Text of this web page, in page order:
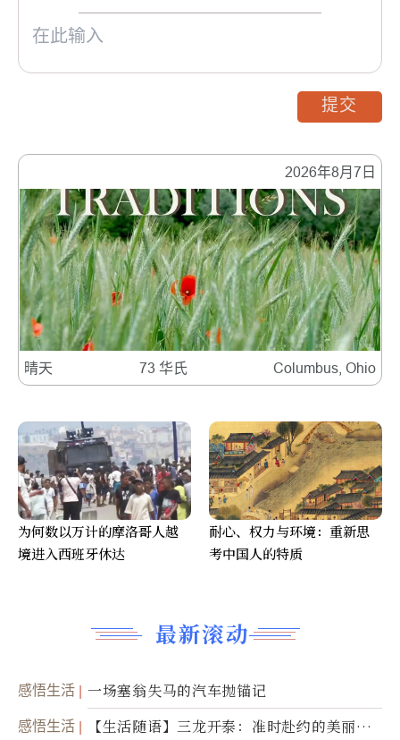
2026年8月7日
晴天 73 华氏 Columbus, Ohio
最新滚动
感悟生活 一场塞翁失马的汽车抛锚记
感悟生活
【生活随语】三龙开泰：准时赴约的美丽震
提交
为何数以万计的摩洛哥人越
境进入西班牙休达
耐心、权力与环境：重新思
考中国人的特质